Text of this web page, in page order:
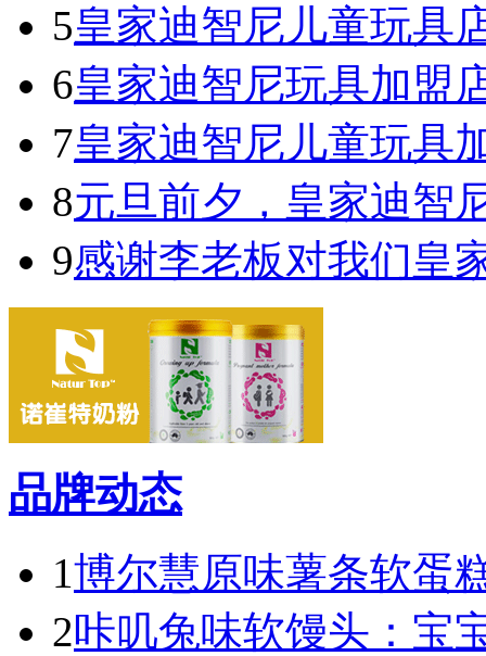
5皇家迪智尼儿童玩具
6皇家迪智尼玩具加盟
7皇家迪智尼儿童玩具
8元旦前夕，皇家迪智
9感谢李老板对我们皇
品牌动态
1博尔慧原味薯条软蛋
2咔叽兔味软馒头：宝